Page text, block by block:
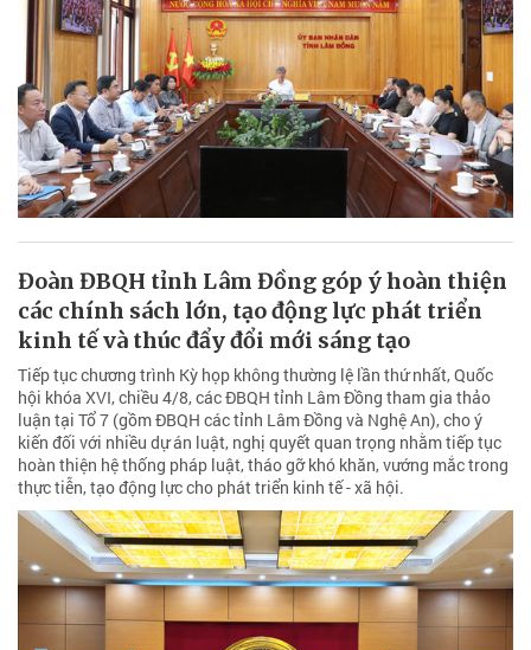
Đoàn ĐBQH tỉnh Lâm Đồng góp ý hoàn thiện
các chính sách lớn, tạo động lực phát triển
kinh tế và thúc đẩy đổi mới sáng tạo
Tiếp tục chương trình Kỳ họp không thường lệ lần thứ nhất, Quốc
hội khóa XVI, chiều 4/8, các ĐBQH tỉnh Lâm Đồng tham gia thảo
luận tại Tổ 7 (gồm ĐBQH các tỉnh Lâm Đồng và Nghệ An), cho ý
kiến đối với nhiều dự án luật, nghị quyết quan trọng nhằm tiếp tục
hoàn thiện hệ thống pháp luật, tháo gỡ khó khăn, vướng mắc trong
thực tiễn, tạo động lực cho phát triển kinh tế - xã hội.